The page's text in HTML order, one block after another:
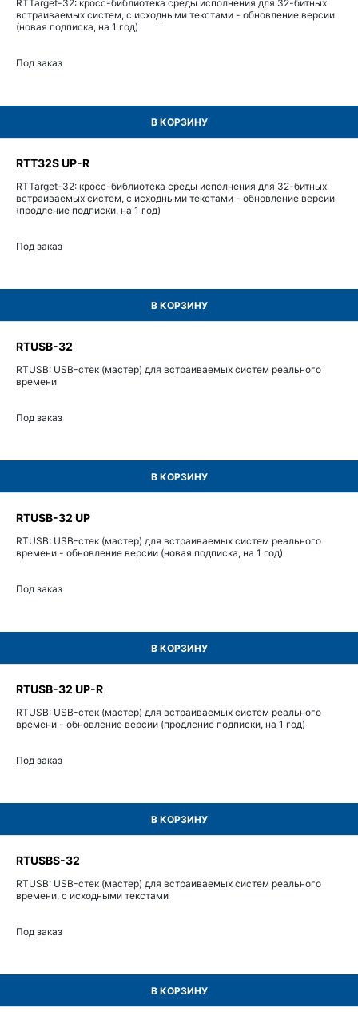
RTTarget-32: кросс-библиотека среды исполнения для 32-битных
встраиваемых систем, с исходными текстами - обновление версии
(новая подписка, на 1 год)
Под заказ
В КОРЗИНУ
RTT32S UP-R
RTTarget-32: кросс-библиотека среды исполнения для 32-битных
встраиваемых систем, с исходными текстами - обновление версии
(продление подписки, на 1 год)
Под заказ
В КОРЗИНУ
RTUSB-32
RTUSB: USB-стек (мастер) для встраиваемых систем реального
времени
Под заказ
В КОРЗИНУ
RTUSB-32 UP
RTUSB: USB-стек (мастер) для встраиваемых систем реального
времени - обновление версии (новая подписка, на 1 год)
Под заказ
В КОРЗИНУ
RTUSB-32 UP-R
RTUSB: USB-стек (мастер) для встраиваемых систем реального
времени - обновление версии (продление подписки, на 1 год)
Под заказ
В КОРЗИНУ
RTUSBS-32
RTUSB: USB-стек (мастер) для встраиваемых систем реального
времени, с исходными текстами
Под заказ
В КОРЗИНУ